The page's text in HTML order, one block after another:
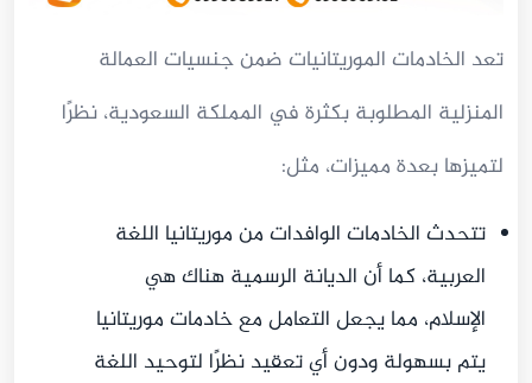
تعد الخادمات الموريتانيات ضمن جنسيات العمالة
المنزلية المطلوبة بكثرة في المملكة السعودية، نظرًا
لتميزها بعدة مميزات، مثل:
تتحدث الخادمات الوافدات من موريتانيا اللغة
العربية، كما أن الديانة الرسمية هناك هي
الإسلام، مما يجعل التعامل مع خادمات موريتانيا
يتم بسهولة ودون أي تعقيد نظرًا لتوحيد اللغة